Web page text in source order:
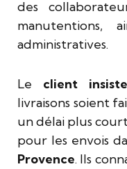
des
manutentions,
administratives.
Le client insiste
livraisons soient
un délai plus
pour les envois
Provence. Ils